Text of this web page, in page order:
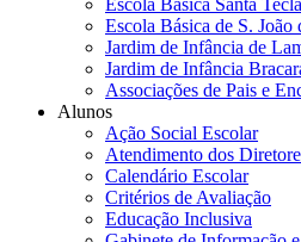
Escola Básica Santa Tecla
Escola Básica de S. João
Jardim de Infância de
Jardim de Infância
Associações de Pais e
Alunos
Ação Social Escolar
Atendimento dos
Calendário Escolar
Critérios de Avaliação
Educação Inclusiva